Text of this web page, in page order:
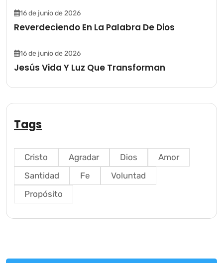
16 de junio de 2026
Reverdeciendo En La Palabra De Dios
16 de junio de 2026
Jesús Vida Y Luz Que Transforman
Tags
Cristo Agradar Dios
Amor
Santidad
Fe
Voluntad
Propósito